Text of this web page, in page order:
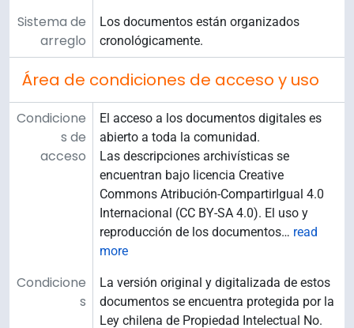
Sistema de
arreglo
Los documentos están organizados
cronológicamente.
Área de condiciones de acceso y uso
Condicione
s de
acceso
El acceso a los documentos digitales es
abierto a toda la comunidad.
Las descripciones archivísticas se
encuentran bajo licencia Creative
Commons Atribución-CompartirIgual 4.0
Internacional (CC BY-SA 4.0). El uso y
reproducción de los documentos… read
more
Condicione
s
La versión original y digitalizada de estos
documentos se encuentra protegida por la
Ley chilena de Propiedad Intelectual No.